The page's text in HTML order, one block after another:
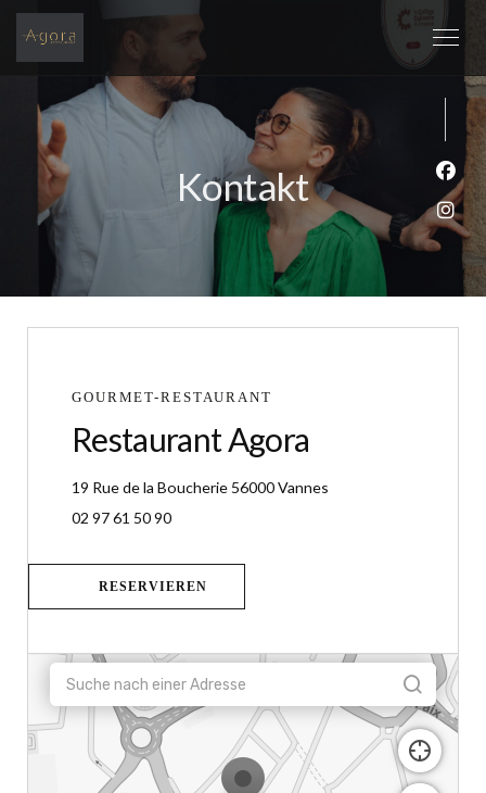
Kontakt
GOURMET-RESTAURANT
Restaurant Agora
19 Rue de la Boucherie 56000 Vannes
02 97 61 50 90
RESERVIEREN